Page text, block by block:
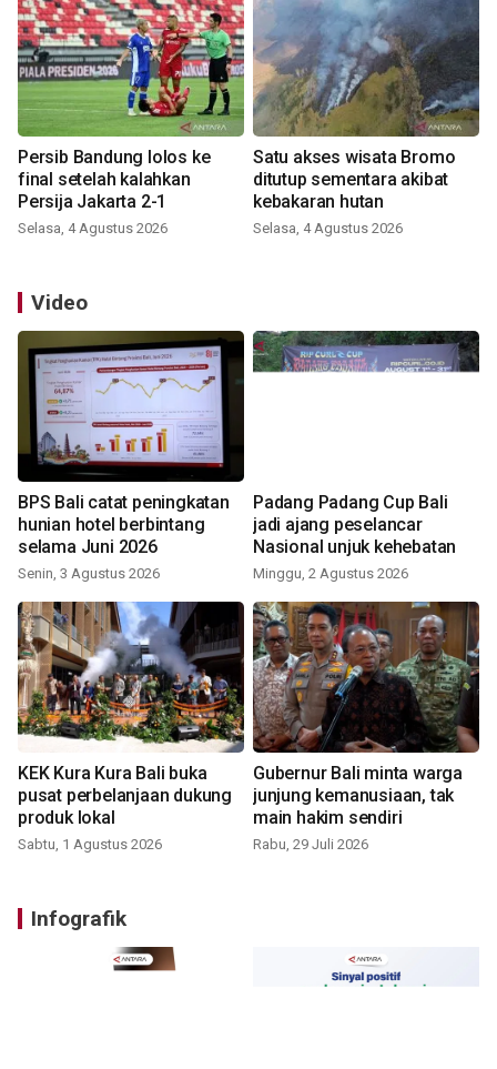
Persib Bandung lolos ke
final setelah kalahkan
Persija Jakarta 2-1
Selasa, 4 Agustus 2026
Satu akses wisata Bromo
ditutup sementara akibat
kebakaran hutan
Selasa, 4 Agustus 2026
Video
BPS Bali catat peningkatan
hunian hotel berbintang
selama Juni 2026
Senin, 3 Agustus 2026
Padang Padang Cup Bali
jadi ajang peselancar
Nasional unjuk kehebatan
Minggu, 2 Agustus 2026
KEK Kura Kura Bali buka
pusat perbelanjaan dukung
produk lokal
Sabtu, 1 Agustus 2026
Gubernur Bali minta warga
junjung kemanusiaan, tak
main hakim sendiri
Rabu, 29 Juli 2026
Infografik